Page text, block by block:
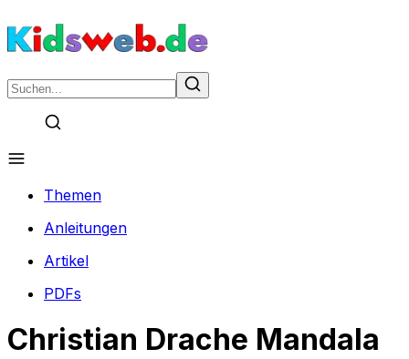
Themen
Anleitungen
Artikel
PDFs
Christian Drache Mandala